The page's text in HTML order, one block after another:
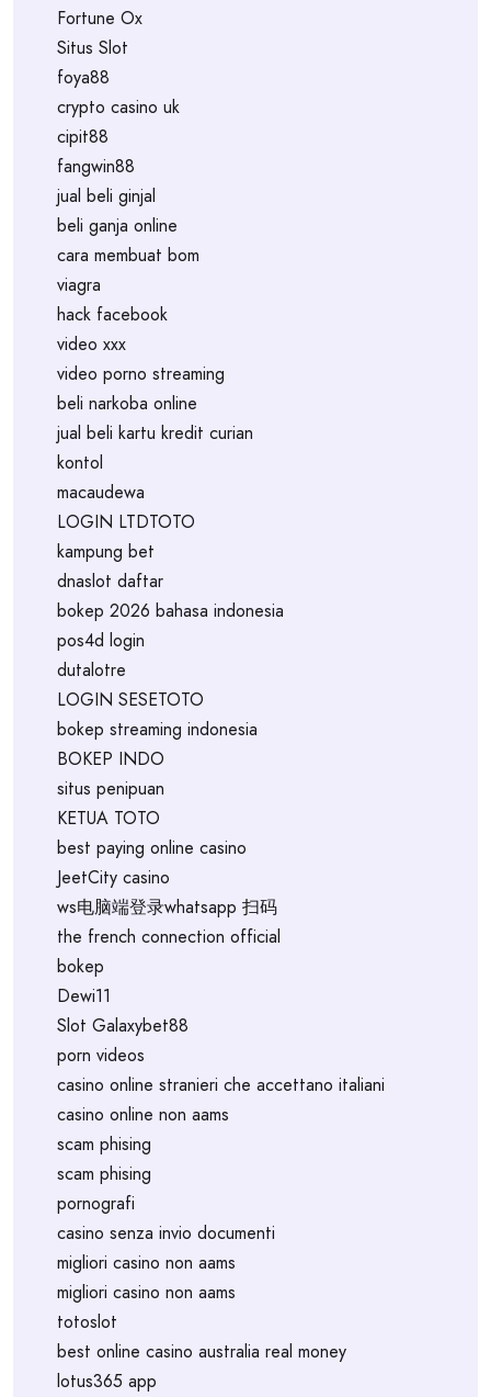
Fortune Ox
Situs Slot
foya88
crypto casino uk
cipit88
fangwin88
jual beli ginjal
beli ganja online
cara membuat bom
viagra
hack facebook
video xxx
video porno streaming
beli narkoba online
jual beli kartu kredit curian
kontol
macaudewa
LOGIN LTDTOTO
kampung bet
dnaslot daftar
bokep 2026 bahasa indonesia
pos4d login
dutalotre
LOGIN SESETOTO
bokep streaming indonesia
BOKEP INDO
situs penipuan
KETUA TOTO
best paying online casino
JeetCity casino
ws电脑端登录whatsapp 扫码
the french connection official
bokep
Dewi11
Slot Galaxybet88
porn videos
casino online stranieri che accettano italiani
casino online non aams
scam phising
scam phising
pornografi
casino senza invio documenti
migliori casino non aams
migliori casino non aams
totoslot
best online casino australia real money
lotus365 app